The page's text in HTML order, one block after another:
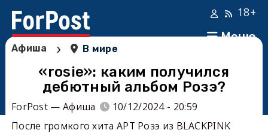
Меню
18+
Афиша › В мире
«rosie»: каким получился
дебютный альбом Розэ?
ForPost — Афиша
10/12/2024 - 20:59
После громкого хита APT Розэ из BLACKPINK